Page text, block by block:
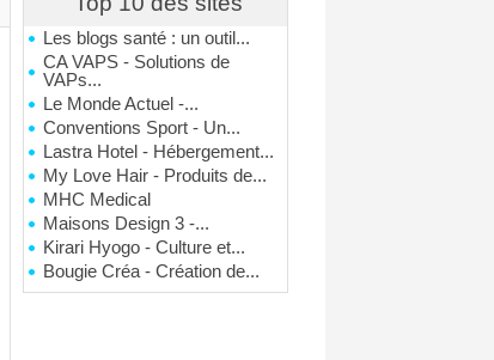
Les blogs santé : un outil...
CA VAPS - Solutions de
VAPs...
Le Monde Actuel -...
Conventions Sport - Un...
Lastra Hotel - Hébergement...
My Love Hair - Produits de...
MHC Medical
Maisons Design 3 -...
Kirari Hyogo - Culture et...
Bougie Créa - Création de...